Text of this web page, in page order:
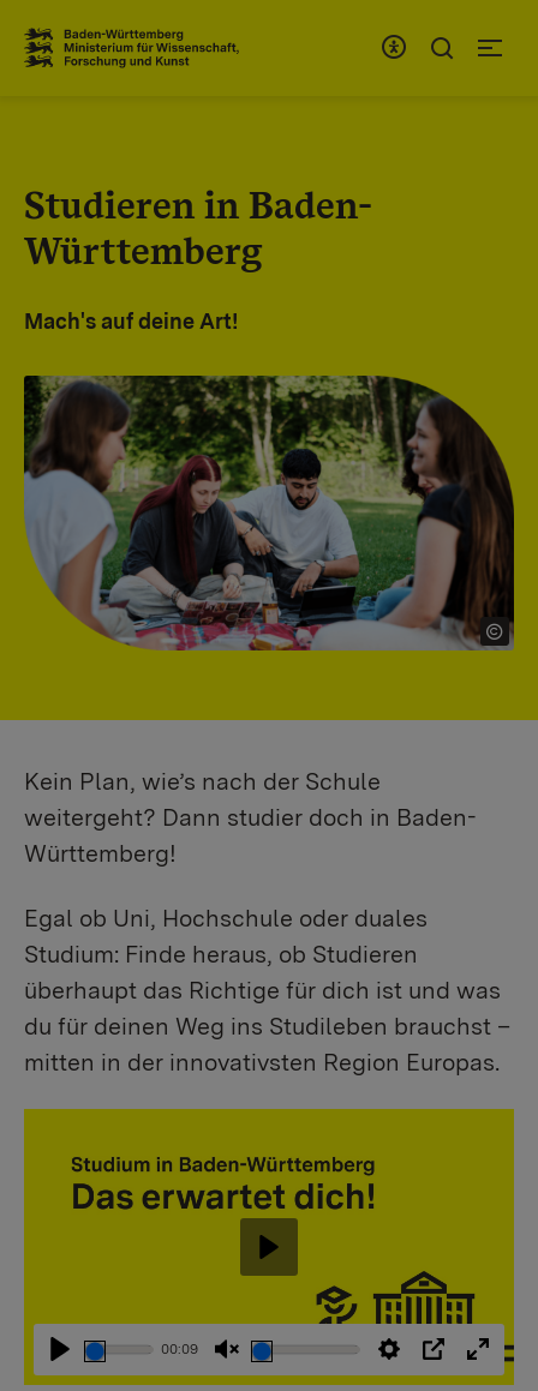
Studieren in Baden-
Württemberg
Mach's auf deine Art!
Kein Plan, wie’s nach der Schule
weitergeht? Dann studier doch in Baden-
Württemberg!
Egal ob Uni, Hochschule oder duales
Studium: Finde heraus, ob Studieren
überhaupt das Richtige für dich ist und was
du für deinen Weg ins Studileben brauchst –
mitten in der innovativsten Region Europas.
Abspielen
00:09
StummschaltungEinstellungen
PIP
Abspielen